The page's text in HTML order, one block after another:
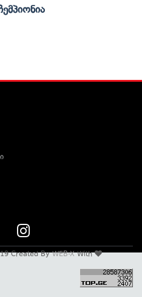
Created ByWEB-XWith